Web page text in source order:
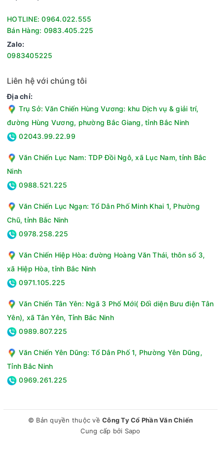
Thương hiệu của: Italia
Sản xuất tại: Việt Nam
Chất liệu - Kích thước
Chất liệu lòng bình: Tráng men Titan Chất liệu vỏ máy:
Kích thước - Khối lượng: Cao 34.8 cm - Rộng 75.7 cm -
Dày 33.4 cm - Nặng 17 kg
HOTLINE: 0964.022.555
Bán Hàng: 0983.405.225
Zalo:
0983405225
Liên hệ với chúng tôi
Địa chỉ:
Trụ Sở: Văn Chiến Hùng Vương: khu Dịch vụ & giải trí,
đường Hùng Vương, phường Bắc Giang, tỉnh Bắc Ninh
02043.99.22.99
Văn Chiến Lục Nam: TDP Đồi Ngô, xã Lục Nam, tỉnh Bắc
Ninh
0988.521.225
Văn Chiến Lục Ngạn: Tổ Dân Phố Minh Khai 1, Phường
Chũ, tỉnh Bắc Ninh
0978.258.225
Văn Chiến Hiệp Hòa: đường Hoàng Văn Thái, thôn số 3,
xã Hiệp Hòa, tỉnh Bắc Ninh
0971.105.225
Văn Chiến Tân Yên: Ngã 3 Phố Mới( Đối diện Bưu điện Tân
Yên), xã Tân Yên, Tỉnh Bắc Ninh
0989.807.225
Văn Chiến Yên Dũng: Tổ Dân Phố 1, Phường Yên Dũng,
Tỉnh Bắc Ninh
0969.261.225
© Bản quyền thuộc về Công Ty Cổ Phần Văn Chiến
Cung cấp bởi Sapo